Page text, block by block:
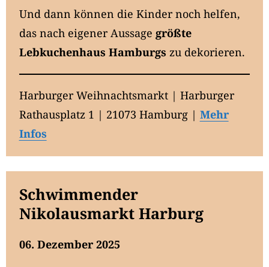
Und dann können die Kinder noch helfen,
das nach eigener Aussage größte
Lebkuchenhaus Hamburgs zu dekorieren.
Harburger Weihnachtsmarkt | Harburger
Rathausplatz 1 | 21073 Hamburg | Mehr
Infos
Schwimmender
Nikolausmarkt Harburg
06. Dezember 2025